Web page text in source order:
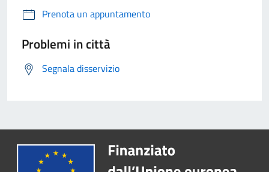
Prenota un appuntamento
Problemi in città
Segnala disservizio